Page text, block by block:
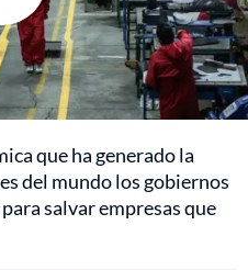
que ha generado la
del mundo los gobiernos
salvar empresas que